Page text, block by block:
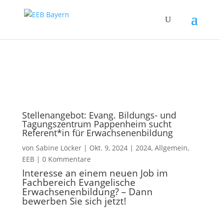
Zum Inhalt springen
Stellenangebot: Evang. Bildungs- und
Tagungszentrum Pappenheim sucht
Referent*in für Erwachsenenbildung
von Sabine Löcker| Okt. 9, 2024| 2024, Allgemein,
EEB| 0 Kommentare
Interesse an einem neuen Job im
Fachbereich Evangelische
Erwachsenenbildung? – Dann
bewerben Sie sich jetzt!